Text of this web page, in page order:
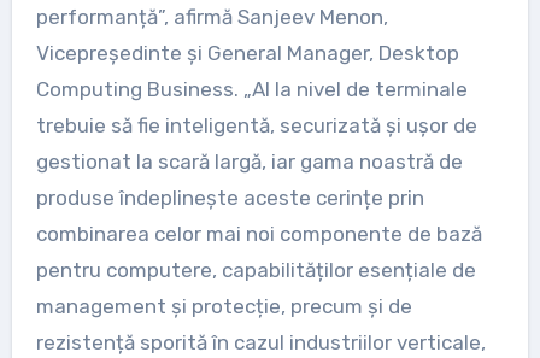
performanță”, afirmă Sanjeev Menon,
Vicepreședinte și General Manager, Desktop
Computing Business. „AI la nivel de terminale
trebuie să fie inteligentă, securizată și ușor de
gestionat la scară largă, iar gama noastră de
produse îndeplinește aceste cerințe prin
combinarea celor mai noi componente de bază
pentru computere, capabilităților esențiale de
management și protecție, precum și de
rezistență sporită în cazul industriilor verticale,